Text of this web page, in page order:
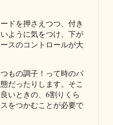
ドを押さえつつ、付き
ように気をつけ、下が
スのコントロールが大
もの調子！って時のパ
だったりします。そこ
いときの、6割りくら
をつかむことが必要で